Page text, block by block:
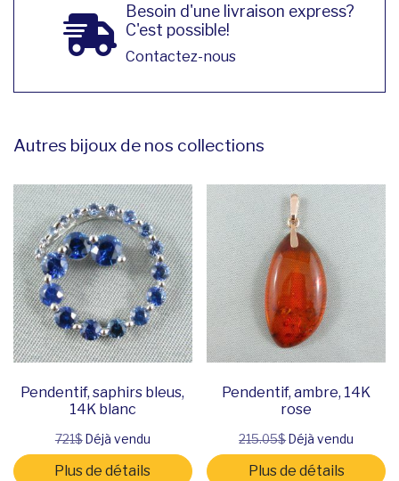
Besoin d'une livraison express?
C'est possible!
Contactez-nous
Autres bijoux de nos collections
Pendentif, saphirs bleus,
14K blanc
721$Déjà vendu
Plus de détails
Pendentif, ambre, 14K
rose
215.05$Déjà vendu
Plus de détails